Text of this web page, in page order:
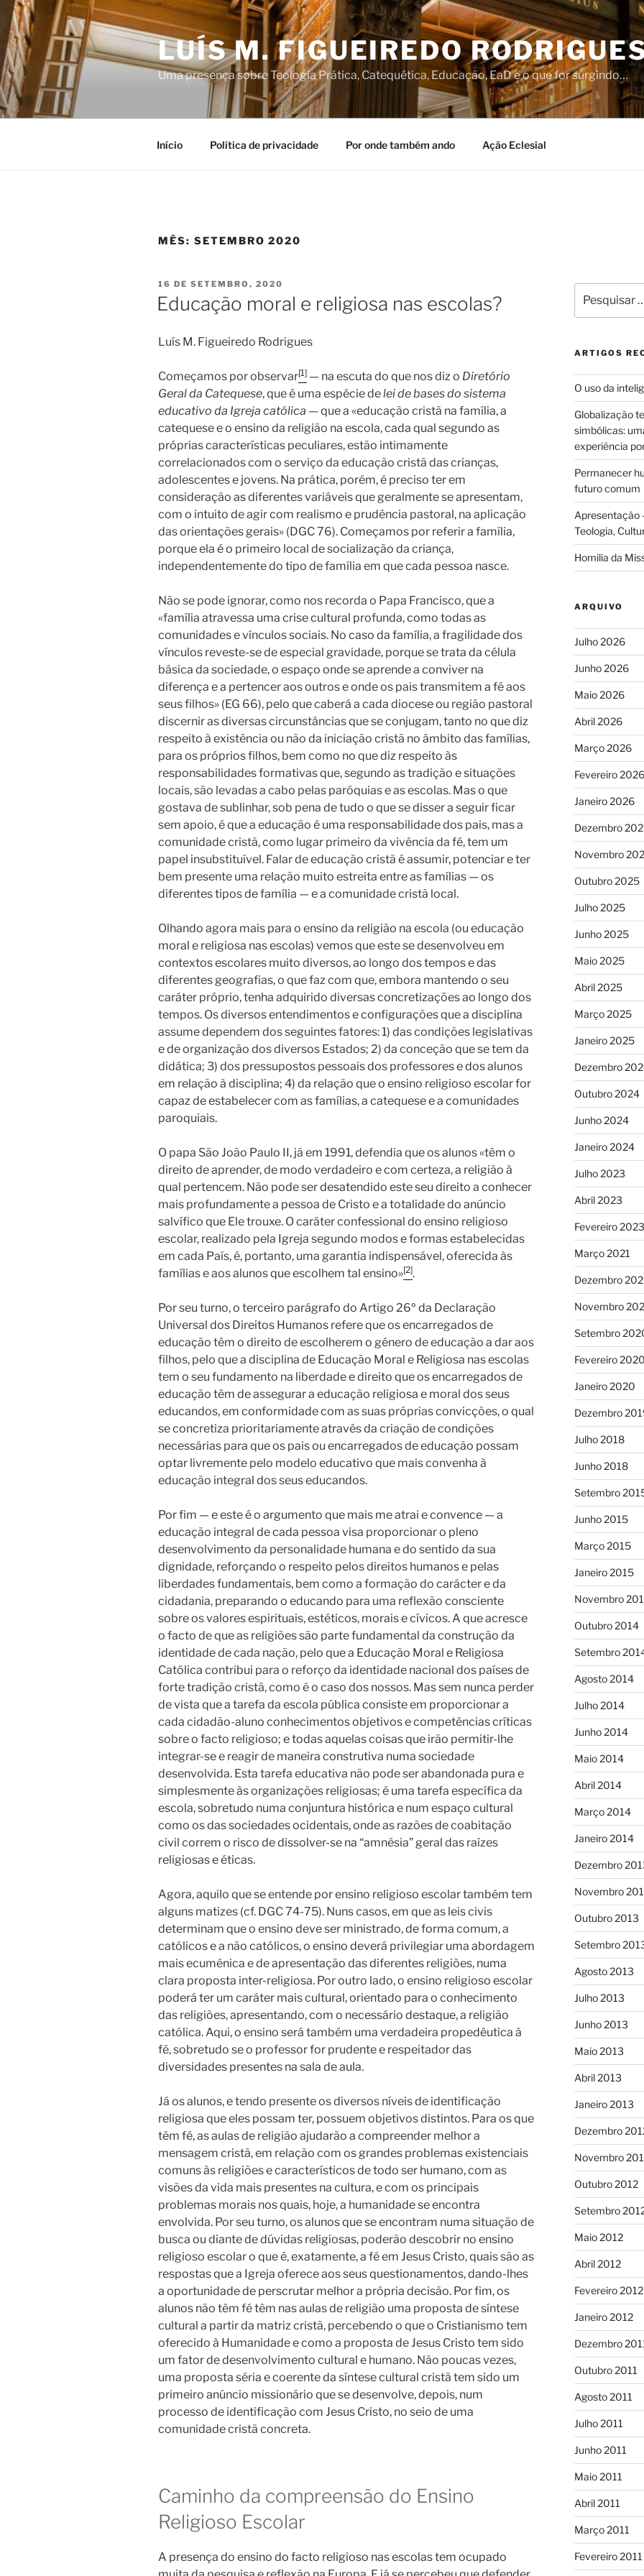
Saltar
para
conteúdo
LUÍS M. FIGUEIREDO
Uma presença sobre Teologia Prática, Catequética, Educação, EaD e o que for surgindo…
Início Política de privacidade Por onde também ando Ação Eclesial
MÊS: SETEMBRO 2020
PUBLICADO
EM
16 DE SETEMBRO, 2020
Educação moral e religiosa nas escolas?
Luís M. Figueiredo Rodrigues
Começamos por observar[1] — na escuta do que nos diz o Diretório
Geral da Catequese, que é uma espécie delei de bases do sistema
educativo da Igreja católica — que a «educação cristã na família, a
catequese e o ensino da religião na escola, cada qual segundo as
próprias características peculiares, estão intimamente
correlacionados com o serviço da educação cristã das crianças,
adolescentes e jovens. Na prática, porém, é preciso ter em
consideração as diferentes variáveis que geralmente se apresentam,
com o intuito de agir com realismo e prudência pastoral, na aplicação
das orientações gerais» (DGC 76). Começamos por referir a família,
porque ela é o primeiro local de socialização da criança,
independentemente do tipo de família em que cada pessoa nasce.
Não se pode ignorar, como nos recorda o Papa Francisco, que a
«família atravessa uma crise cultural profunda, como todas as
comunidades e vínculos sociais. No caso da família, a fragilidade dos
vínculos reveste-se de especial gravidade, porque se trata da célula
básica da sociedade, o espaço onde se aprende a conviver na
diferença e a pertencer aos outros e onde os pais transmitem a fé aos
seus filhos» (EG 66), pelo que caberá a cada diocese ou região pastoral
discernir as diversas circunstâncias que se conjugam, tanto no que diz
respeito à existência ou não da iniciação cristã no âmbito das famílias,
para os próprios filhos, bem como no que diz respeito às
responsabilidades formativas que, segundo as tradição e situações
locais, são levadas a cabo pelas paróquias e as escolas. Mas o que
gostava de sublinhar, sob pena de tudo o que se disser a seguir ficar
sem apoio, é que a educação é uma responsabilidade dos pais, mas a
comunidade cristã, como lugar primeiro da vivência da fé, tem um
papel insubstituível. Falar de educação cristã é assumir, potenciar e ter
bem presente uma relação muito estreita entre as famílias — os
diferentes tipos de família — e a comunidade cristã local.
Olhando agora mais para o ensino da religião na escola (ou educação
moral e religiosa nas escolas) vemos que este se desenvolveu em
contextos escolares muito diversos, ao longo dos tempos e das
diferentes geografias, o que faz com que, embora mantendo o seu
caráter próprio, tenha adquirido diversas concretizações ao longo dos
tempos. Os diversos entendimentos e configurações que a disciplina
assume dependem dos seguintes fatores: 1) das condições legislativas
e de organização dos diversos Estados; 2) da conceção que se tem da
didática; 3) dos pressupostos pessoais dos professores e dos alunos
em relação à disciplina; 4) da relação que o ensino religioso escolar for
capaz de estabelecer com as famílias, a catequese e a comunidades
paroquiais.
O papa São João Paulo II, já em 1991, defendia que os alunos «têm o
direito de aprender, de modo verdadeiro e com certeza, a religião à
qual pertencem. Não pode ser desatendido este seu direito a conhecer
mais profundamente a pessoa de Cristo e a totalidade do anúncio
salvífico que Ele trouxe. O caráter confessional do ensino religioso
escolar, realizado pela Igreja segundo modos e formas estabelecidas
em cada País, é, portanto, uma garantia indispensável, oferecida às
famílias e aos alunos que escolhem tal ensino»[2].
Por seu turno, o terceiro parágrafo do Artigo 26º da Declaração
Universal dos Direitos Humanos refere que os encarregados de
educação têm o direito de escolherem o género de educação a dar aos
filhos, pelo que a disciplina de Educação Moral e Religiosa nas escolas
tem o seu fundamento na liberdade e direito que os encarregados de
educação têm de assegurar a educação religiosa e moral dos seus
educandos, em conformidade com as suas próprias convicções, o qual
se concretiza prioritariamente através da criação de condições
necessárias para que os pais ou encarregados de educação possam
optar livremente pelo modelo educativo que mais convenha à
educação integral dos seus educandos.
Por fim — e este é o argumento que mais me atrai e convence — a
educação integral de cada pessoa visa proporcionar o pleno
desenvolvimento da personalidade humana e do sentido da sua
dignidade, reforçando o respeito pelos direitos humanos e pelas
liberdades fundamentais, bem como a formação do carácter e da
cidadania, preparando o educando para uma reflexão consciente
sobre os valores espirituais, estéticos, morais e cívicos. A que acresce
o facto de que as religiões são parte fundamental da construção da
identidade de cada nação, pelo que a Educação Moral e Religiosa
Católica contribui para o reforço da identidade nacional dos países de
forte tradição cristã, como é o caso dos nossos. Mas sem nunca perder
de vista que a tarefa da escola pública consiste em proporcionar a
cada cidadão-aluno conhecimentos objetivos e competências críticas
sobre o facto religioso; e todas aquelas coisas que irão permitir-lhe
integrar-se e reagir de maneira construtiva numa sociedade
desenvolvida. Esta tarefa educativa não pode ser abandonada pura e
simplesmente às organizações religiosas; é uma tarefa específica da
escola, sobretudo numa conjuntura histórica e num espaço cultural
como os das sociedades ocidentais, onde as razões de coabitação
civil correm o risco de dissolver-se na “amnésia” geral das raízes
religiosas e éticas.
Agora, aquilo que se entende por ensino religioso escolar também tem
alguns matizes (cf. DGC 74-75). Nuns casos, em que as leis civis
determinam que o ensino deve ser ministrado, de forma comum, a
católicos e a não católicos, o ensino deverá privilegiar uma abordagem
mais ecuménica e de apresentação das diferentes religiões, numa
clara proposta inter-religiosa. Por outro lado, o ensino religioso escolar
poderá ter um caráter mais cultural, orientado para o conhecimento
das religiões, apresentando, com o necessário destaque, a religião
católica. Aqui, o ensino será também uma verdadeira propedêutica à
fé, sobretudo se o professor for prudente e respeitador das
diversidades presentes na sala de aula.
Já os alunos, e tendo presente os diversos níveis de identificação
religiosa que eles possam ter, possuem objetivos distintos. Para os que
têm fé, as aulas de religião ajudarão a compreender melhor a
mensagem cristã, em relação com os grandes problemas existenciais
comuns às religiões e característicos de todo ser humano, com as
visões da vida mais presentes na cultura, e com os principais
problemas morais nos quais, hoje, a humanidade se encontra
envolvida. Por seu turno, os alunos que se encontram numa situação de
busca ou diante de dúvidas religiosas, poderão descobrir no ensino
religioso escolar o que é, exatamente, a fé em Jesus Cristo, quais são as
respostas que a Igreja oferece aos seus questionamentos, dando-lhes
a oportunidade de perscrutar melhor a própria decisão. Por fim, os
alunos não têm fé têm nas aulas de religião uma proposta de síntese
cultural a partir da matriz cristã, percebendo o que o Cristianismo tem
oferecido à Humanidade e como a proposta de Jesus Cristo tem sido
um fator de desenvolvimento cultural e humano. Não poucas vezes,
uma proposta séria e coerente da síntese cultural cristã tem sido um
primeiro anúncio missionário que se desenvolve, depois, num
processo de identificação com Jesus Cristo, no seio de uma
comunidade cristã concreta.
Caminho da compreensão do Ensino
Religioso Escolar
A presença do ensino do facto religioso nas escolas tem ocupado
por:
ARTIGOS
O uso da
Globalização
simbólicas:
experiência
Permanecer
futuro comum
Apresentação
Teologia,
Homilia da
ARQUIVO
Julho 2026
Junho 2026
Maio 2026
Abril 2026
Março 2026
Fevereiro 2026
Janeiro 2026
Dezembro
Novembro
Outubro 2025
Julho 2025
Junho 2025
Maio 2025
Abril 2025
Março 2025
Janeiro 2025
Dezembro
Outubro 2024
Junho 2024
Janeiro 2024
Julho 2023
Abril 2023
Fevereiro 2023
Março 2021
Dezembro
Novembro
Setembro
Fevereiro 2020
Janeiro 2020
Dezembro
Julho 2018
Junho 2018
Setembro
Junho 2015
Março 2015
Janeiro 2015
Novembro
Outubro 2014
Setembro
Agosto 2014
Julho 2014
Junho 2014
Maio 2014
Abril 2014
Março 2014
Janeiro 2014
Dezembro
Novembro
Outubro 2013
Setembro
Agosto 2013
Julho 2013
Junho 2013
Maio 2013
Abril 2013
Janeiro 2013
Dezembro
Novembro
Outubro 2012
Setembro
Maio 2012
Abril 2012
Fevereiro 2012
Janeiro 2012
Dezembro
Outubro 2011
Agosto 2011
Julho 2011
Junho 2011
Maio 2011
Abril 2011
Março 2011
Fevereiro 2011